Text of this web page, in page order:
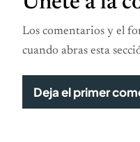
Los comentarios y el
cuando abras esta
Deja el primer